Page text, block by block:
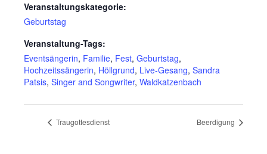
Veranstaltungskategorie:
Geburtstag
Veranstaltung-Tags:
Eventsängerin, Familie, Fest, Geburtstag,
Hochzeitssängerin, Höllgrund, Live-Gesang, Sandra
Patsis, Singer and Songwriter, Waldkatzenbach
Traugottesdienst Beerdigung